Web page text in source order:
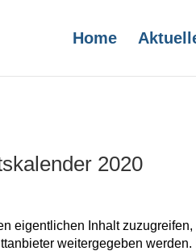
Home
2020
eigentlichen Inhalt
weitergegeben werden.